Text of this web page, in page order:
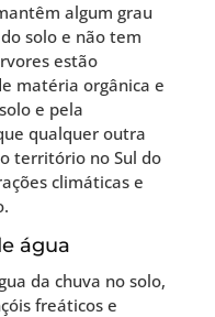
algum grau
solo e não tem
estão
matéria orgânica e
e pela
qualquer outra
território no Sul do
climáticas e
água
da chuva no solo,
freáticos e